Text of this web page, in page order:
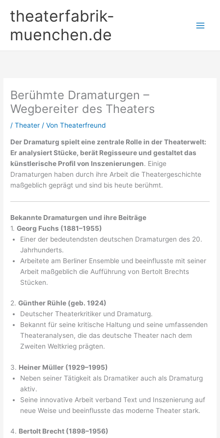
Inhalttheaterfabrik-
muenchen.de
Berühmte Dramaturgen –
Wegbereiter des Theaters
/Theater / VonTheaterfreund
Der Dramaturg spielt eine zentrale Rolle in der Theaterwelt:
Er analysiert Stücke, berät Regisseure und gestaltet das
künstlerische Profil von Inszenierungen. Einige
Dramaturgen haben durch ihre Arbeit die Theatergeschichte
maßgeblich geprägt und sind bis heute berühmt.
Bekannte Dramaturgen und ihre Beiträge
1.Georg Fuchs (1881–1955)
Einer der bedeutendsten deutschen Dramaturgen des 20.
Jahrhunderts.
Arbeitete am Berliner Ensemble und beeinflusste mit seiner
Arbeit maßgeblich die Aufführung von Bertolt Brechts
Stücken.
2.Günther Rühle (geb. 1924)
Deutscher Theaterkritiker und Dramaturg.
Bekannt für seine kritische Haltung und seine umfassenden
Theateranalysen, die das deutsche Theater nach dem
Zweiten Weltkrieg prägten.
3. Heiner Müller (1929–1995)
Neben seiner Tätigkeit als Dramatiker auch als Dramaturg
aktiv.
Seine innovative Arbeit verband Text und Inszenierung auf
neue Weise und beeinflusste das moderne Theater stark.
4. Bertolt Brecht (1898–1956)